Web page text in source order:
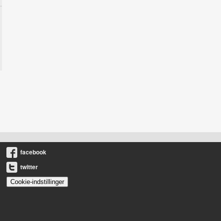
facebook
twitter
Cookie-indstillinger